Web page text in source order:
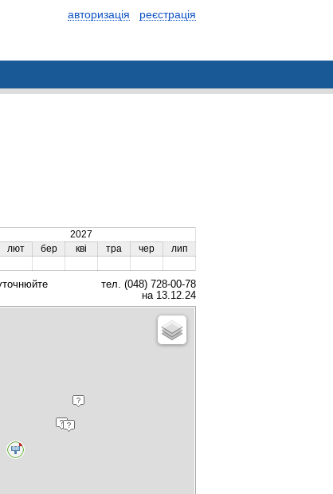
авторизація реєстрація
2027
лют бер кві тра чер лип
тел. (048) 728-00-78
на 13.12.24